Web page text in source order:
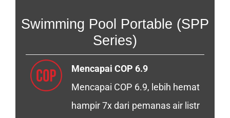
Swimming Pool Portable (SPP
Series)
Mencapai COP 6.9
Mencapai COP 6.9, lebih hemat
hampir 7x dari pemanas air listr